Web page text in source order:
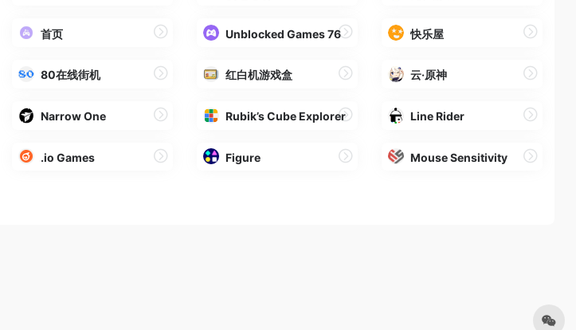
首页 Unblocked Games 76 快乐屋
80在线街机 红白机游戏盒 云·原神
Narrow One Rubik’s Cube Explorer Line Rider
.io Games Figure Mouse Sensitivity